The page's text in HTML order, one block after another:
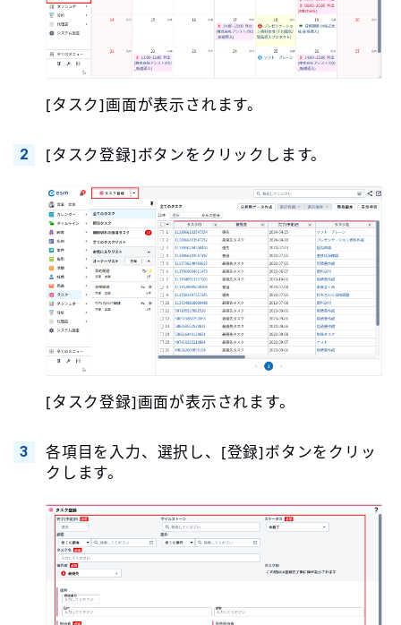
[タスク]画面が表示されます。
[タスク登録]ボタンをクリックします。
[タスク登録]画面が表示されます。
各項目を入力、選択し、[登録]ボタンをクリッ
クします。